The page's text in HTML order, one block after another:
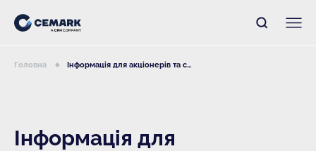
Головна Інформація для акціонерів та с...
Інформація для